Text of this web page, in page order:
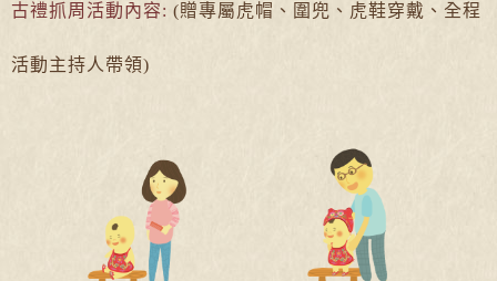
古禮抓周活動內容: (贈專屬虎帽、圍兜、虎鞋穿戴、全程
活動主持人帶領)